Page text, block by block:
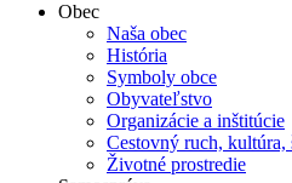
Obec
Naša obec
História
Symboly obce
Obyvateľstvo
Organizácie a inštitúcie
Cestovný ruch, kultúra,
Životné prostredie